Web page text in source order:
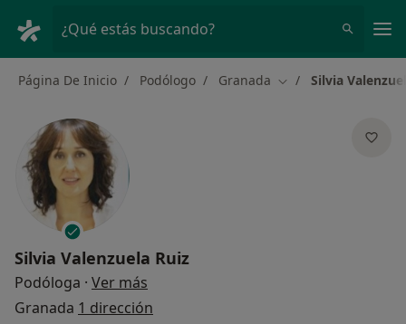
¿Qué estás buscando?
Página De Inicio Podólogo Granada Cambiar de ciudad
Silvia
Silvia Valenzuela Ruiz
Podóloga · Ver más
Granada 1 dirección